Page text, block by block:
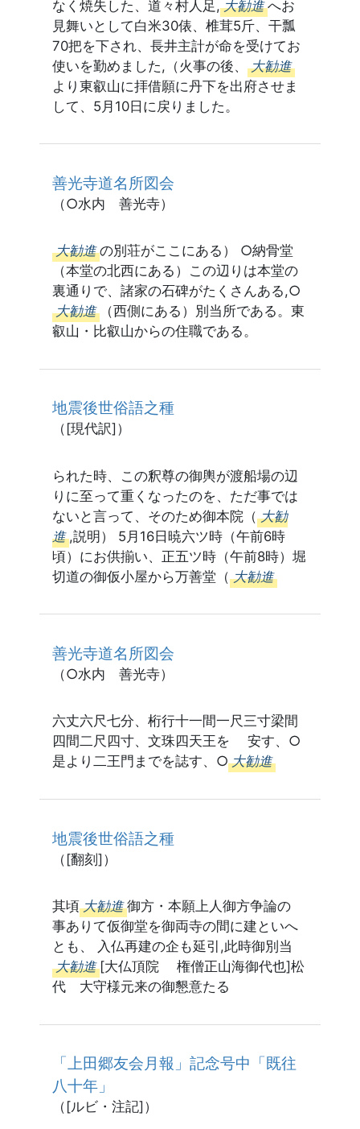
なく焼失した、道々村人足, 大勧進 へお
見舞いとして白米30俵、椎茸5斤、干瓢
70把を下され、長井主計が命を受けてお
使いを勤めました,（火事の後、 大勧進
より東叡山に拝借願に丹下を出府させま
して、5月10日に戻りました。
善光寺道名所図会
（○水内 善光寺）
大勧進 の別荘がここにある） ○納骨堂
（本堂の北西にある）この辺りは本堂の
裏通りで、諸家の石碑がたくさんある,○
大勧進
（西側にある）別当所である。東
叡山・比叡山からの住職である。
地震後世俗語之種
（[現代訳]）
られた時、この釈尊の御輿が渡船場の辺
りに至って重くなったのを、ただ事では
ないと言って、そのため御本院（ 大勧
進 ,説明） 5月16日暁六ツ時（午前6時
頃）にお供揃い、正五ツ時（午前8時）堀
切道の御仮小屋から万善堂（ 大勧進
善光寺道名所図会
（○水内 善光寺）
六丈六尺七分、桁行十一間一尺三寸梁間
四間二尺四寸、文珠四天王を 安す、○
是より二王門までを誌す、○ 大勧進
地震後世俗語之種
（[翻刻]）
其頃 大勧進 御方・本願上人御方争論の
事ありて仮御堂を御両寺の間に建といへ
とも、 入仏再建の企も延引,此時御別当
大勧進 [大仏頂院 権僧正山海御代也]松
代 大守様元来の御懇意たる
「上田郷友会月報」記念号中「既往
八十年」
（[ルビ・注記]）